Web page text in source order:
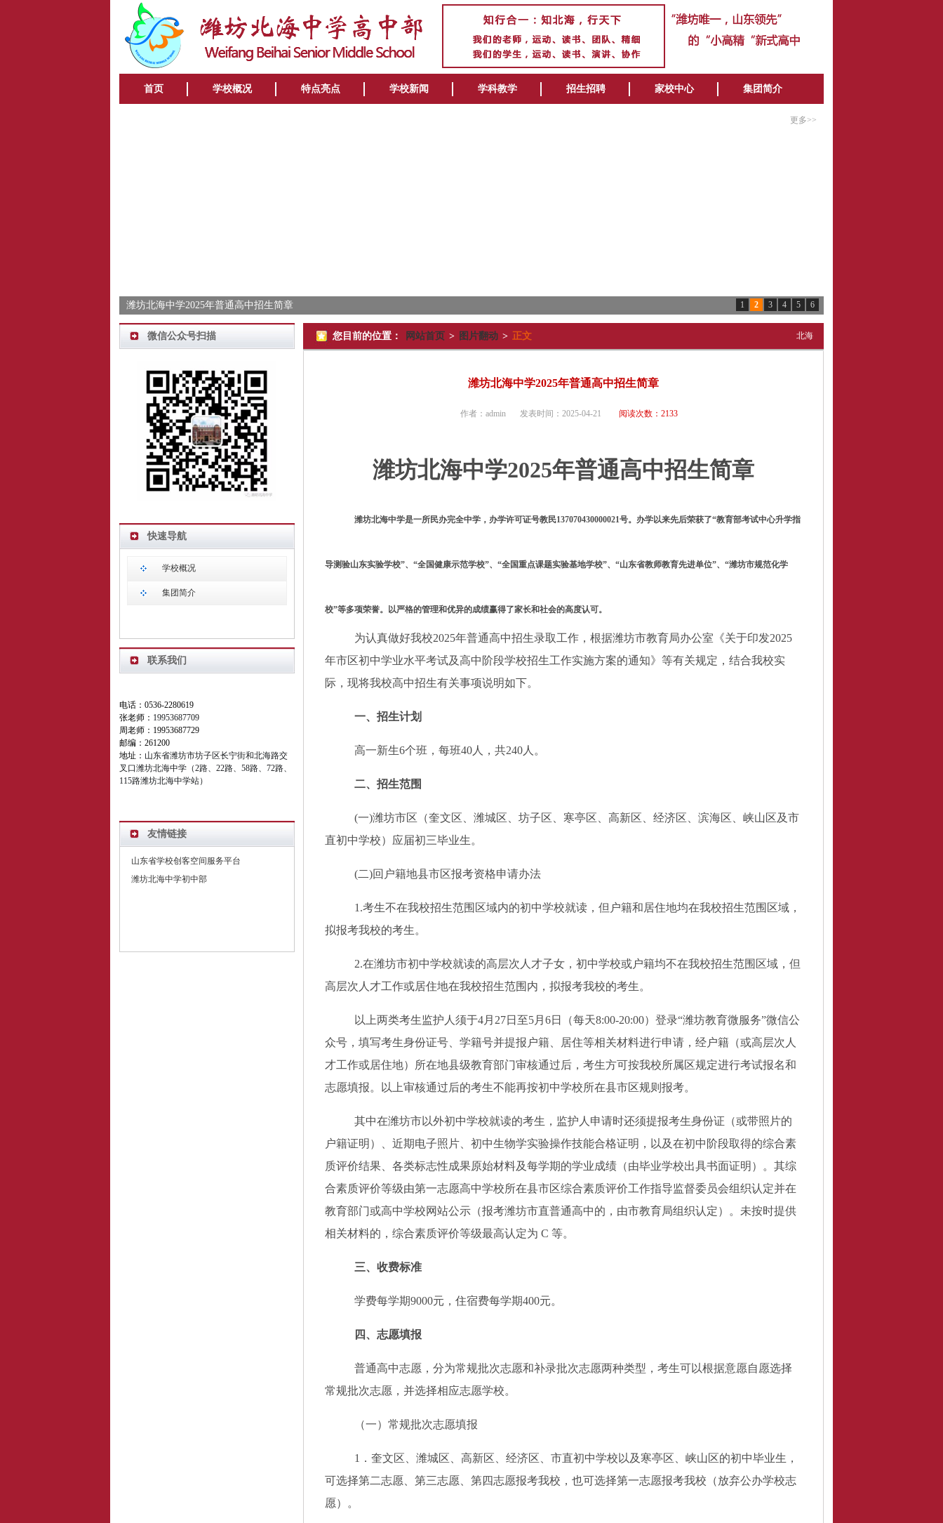
首页 学校概况 特点亮点 学校新闻 学科教学 招生招聘 家校中心 集团简介
潍坊北海中学2025年普通高中招生简章 1 2 3 4 5 6
更多>>
您目前的位置： 网站首页 > 图片翻动 > 正文 北海
潍坊北海中学2025年普通高中招生简章
作者： admin 发表时间： 2025-04-21 阅读次数： 2133
潍坊北海中学2025年普通高中招生简章
潍坊北海中学是一所民办完全中学，办学许可证号教民137070430000021号。办学以来先后荣获了“教育部考试中心升学指
导测验山东实验学校”、“全国健康示范学校”、“全国重点课题实验基地学校”、“山东省教师教育先进单位”、“潍坊市规范化学
校”等多项荣誉。以严格的管理和优异的成绩赢得了家长和社会的高度认可。
为认真做好我校2025年普通高中招生录取工作，根据潍坊市教育局办公室 《关于印发2025
年市区初中学业水平考试及高中阶段学校招生工作实施方案的通知》等有关规定， 结合我校实
际， 现将我校高中招生有关事项说明如下。
一、招生计划
高一新生6个班，每班40人，共240人。
二、招生范围
(一)潍坊市区（奎文区、潍城区、坊子区、寒亭区、高新区、经济区、滨海区、峡山区及市
直初中学校）应届初三毕业生。
(二)回户籍地县市区报考资格申请办法
1.考生不在我校招生范围区域内的初中学校就读，但户籍和居住地均在我校招生范围区域，
拟报考我校的考生。
2.在潍坊市初中学校就读的高层次人才子女，初中学校或户籍均不在我校招生范围区域，但
高层次人才工作或居住地在我校招生范围内，拟报考我校的考生。
以上两类考生监护人须于4月27日至5月6日（每天8:00-20:00）登录“潍坊教育微服务”微信公
众号，填写考生身份证号、学籍号并提报户籍、居住等相关材料进行申请，经户籍（或高层次人
才工作或居住地）所在地县级教育部门审核通过后，考生方可按我校所属区规定进行考试报名和
志愿填报。以上审核通过后的考生不能再按初中学校所在县市区规则报考。
其中在潍坊市以外初中学校就读的考生，监护人申请时还须提报考生身份证（或带照片的
户籍证明）、近期电子照片、初中生物学实验操作技能合格证明，以及在初中阶段取得的综合素
质评价结果、各类标志性成果原始材料及每学期的学业成绩（由毕业学校出具书面证明）。其综
合素质评价等级由第一志愿高中学校所在县市区综合素质评价工作指导监督委员会组织认定并在
教育部门或高中学校网站公示（报考潍坊市直普通高中的，由市教育局组织认定）。未按时提供
相关材料的，综合素质评价等级最高认定为 C 等。
三、收费标准
学费每学期9000元，住宿费每学期400元。
四、志愿填报
普通高中志愿 ，分为常规批次志愿和补录批次志愿两种类型，考生可以根据意愿自愿选择
常规批次志愿，并选择相应志愿学校。
（一）常规批次志愿填报
1．奎文区、潍城区、高新区、经济区、市直初中学校以及寒亭区、峡山区的初中毕业生，
可选择第二志愿、第三志愿、第四志愿报考我校，也可选择第一志愿报考我校（放弃公办学校志
愿）。
微信公众号扫描
快速导航
学校概况
集团简介
联系我们
电话：0536-2280619
张老师： 19953687709
周老师：19953687729
邮编：261200
地址： 山东省潍坊市坊子区长宁街和北海路交
叉口潍坊北海中学（2路、22路、58路、72路、
115路潍坊北海中学站）
友情链接
山东省学校创客空间服务平台
潍坊北海中学初中部